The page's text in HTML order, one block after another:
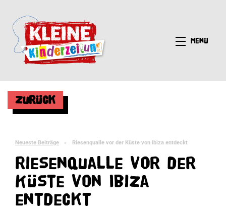
Menü
Zurück
Neueste Beiträge ► Riesenqualle vor der Küste von Ibiza entdeckt
Riesenqualle vor der
Küste von Ibiza
entdeckt